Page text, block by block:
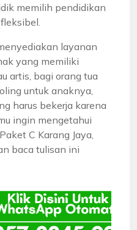
memilih pendidikan
layanan
yang memiliki
artis, bagi orang tua
untuk anaknya,
harus bekerja karena
ingin mengetahui
C Karang Jaya,
baca tulisan ini